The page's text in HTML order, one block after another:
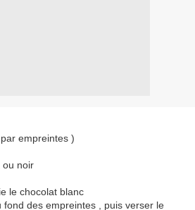
empreintes )
ou noir
le chocolat blanc
fond des empreintes , puis verser le